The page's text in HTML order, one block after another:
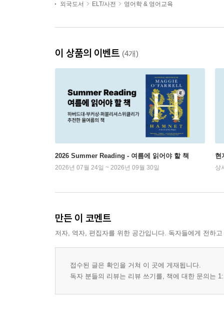
외국도서 ELT/사전 영어학 & 영어교육
이 상품의 이벤트 (4개)
2026 Summer Reading - 여름에 읽어야 할 책
2026년 07월 24일 ~ 2026년 09월 30일
현
상
만든 이 코멘트
저자, 역자, 편집자를 위한 공간입니다. 독자들에게 전하
접수된 글은 확인을 거쳐 이 곳에 게재됩니다.
독자 분들의 리뷰는 리뷰 쓰기를, 책에 대한 문의는